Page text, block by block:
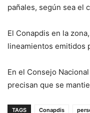
pañales, según sea el
El Conapdis en la
lineamientos emitidos
En el Consejo
precisan que se
TAGS Conapdis